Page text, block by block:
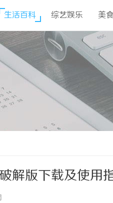
生活百科 综艺娱乐 美
解版下载及使用